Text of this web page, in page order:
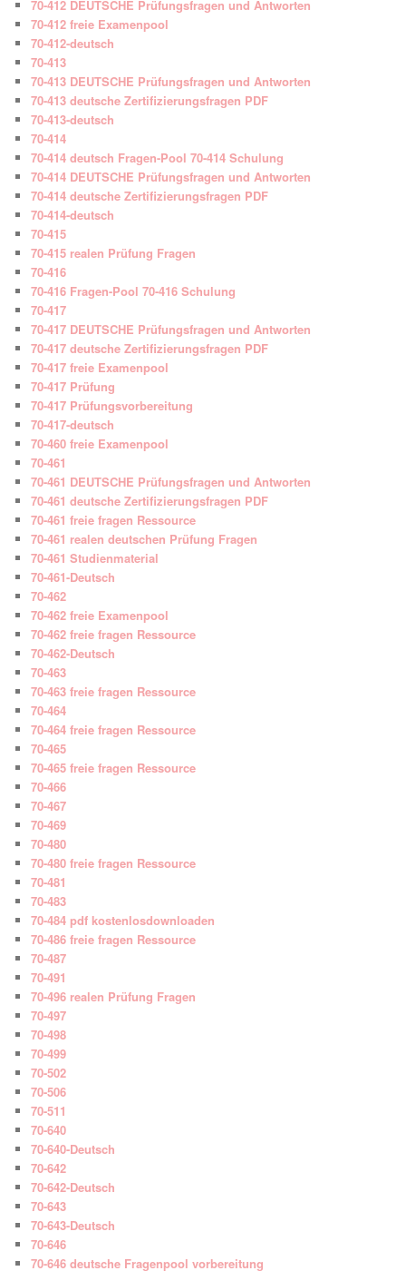
70-412 DEUTSCHE Prüfungsfragen und Antworten
70-412 freie Examenpool
70-412-deutsch
70-413
70-413 DEUTSCHE Prüfungsfragen und Antworten
70-413 deutsche Zertifizierungsfragen PDF
70-413-deutsch
70-414
70-414 deutsch Fragen-Pool 70-414 Schulung
70-414 DEUTSCHE Prüfungsfragen und Antworten
70-414 deutsche Zertifizierungsfragen PDF
70-414-deutsch
70-415
70-415 realen Prüfung Fragen
70-416
70-416 Fragen-Pool 70-416 Schulung
70-417
70-417 DEUTSCHE Prüfungsfragen und Antworten
70-417 deutsche Zertifizierungsfragen PDF
70-417 freie Examenpool
70-417 Prüfung
70-417 Prüfungsvorbereitung
70-417-deutsch
70-460 freie Examenpool
70-461
70-461 DEUTSCHE Prüfungsfragen und Antworten
70-461 deutsche Zertifizierungsfragen PDF
70-461 freie fragen Ressource
70-461 realen deutschen Prüfung Fragen
70-461 Studienmaterial
70-461-Deutsch
70-462
70-462 freie Examenpool
70-462 freie fragen Ressource
70-462-Deutsch
70-463
70-463 freie fragen Ressource
70-464
70-464 freie fragen Ressource
70-465
70-465 freie fragen Ressource
70-466
70-467
70-469
70-480
70-480 freie fragen Ressource
70-481
70-483
70-484 pdf kostenlosdownloaden
70-486 freie fragen Ressource
70-487
70-491
70-496 realen Prüfung Fragen
70-497
70-498
70-499
70-502
70-506
70-511
70-640
70-640-Deutsch
70-642
70-642-Deutsch
70-643
70-643-Deutsch
70-646
70-646 deutsche Fragenpool vorbereitung